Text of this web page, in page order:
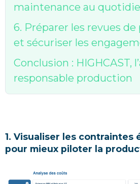
maintenance au
6. Préparer les revues
et sécuriser les
Conclusion : HIGHCAST,
responsable production
1. Visualiser les contraintes
pour mieux piloter la